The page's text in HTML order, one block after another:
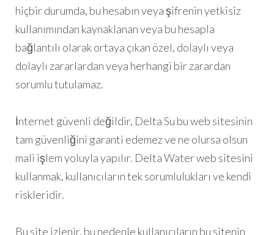
hiçbir durumda, bu hesabın veya şifrenin yetkisiz
kullanımından kaynaklanan veya bu hesapla
bağlantılı olarak ortaya çıkan özel, dolaylı veya
dolaylı zararlardan veya herhangi bir zarardan
sorumlu tutulamaz.
İnternet güvenli değildir, Delta Su bu web sitesinin
tam güvenliğini garanti edemez ve ne olursa olsun
mali işlem yoluyla yapılır. Delta Water web sitesini
kullanmak, kullanıcıların tek sorumlulukları ve kendi
riskleridir.
Bu site izlenir, bu nedenle kullanıcıların bu sitenin